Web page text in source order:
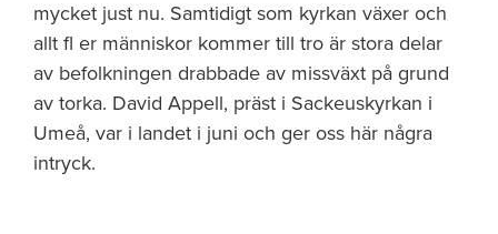
mycket just nu. Samtidigt som kyrkan växer och
allt fl er människor kommer till tro är stora delar
av befolkningen drabbade av missväxt på grund
av torka. David Appell, präst i Sackeuskyrkan i
Umeå, var i landet i juni och ger oss här några
intryck.